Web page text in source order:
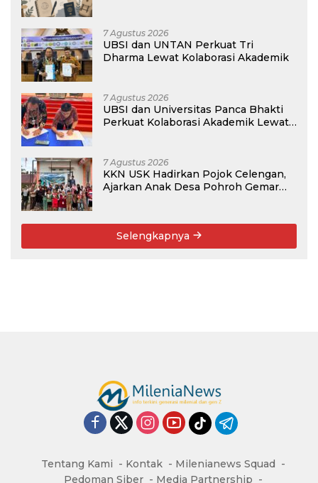
7 Agustus 2026
UBSI dan UNTAN Perkuat Tri
Dharma Lewat Kolaborasi Akademik
7 Agustus 2026
UBSI dan Universitas Panca Bhakti
Perkuat Kolaborasi Akademik Lewat
7 Agustus 2026
KKN USK Hadirkan Pojok Celengan,
Ajarkan Anak Desa Pohroh Gemar
Selengkapnya
Tentang Kami Kontak
Milenianews Squad
Pedoman Siber
Media Partnership